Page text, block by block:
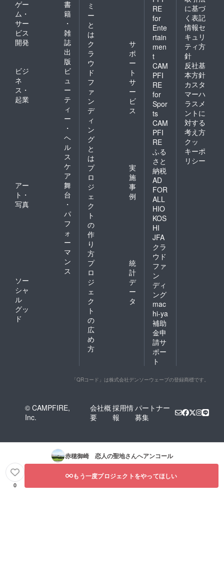
ゲー
ム・
サー
ビス
開発
書
籍
・
雑
誌
出
版
ビジ
ネ
ス・
起業
ビ
ュ
ー
テ
ィ
ー
・
ヘ
ル
ス
ケ
ア
アー
ト・
写真
舞
台
・
パ
フ
ォ
ー
マ
ン
ス
ソー
シャ
ル
グッ
ド
ミ
ー
と
は
ク
ラ
ウ
ド
フ
ァ
ン
デ
ィ
ン
グ
と
は
サ
ポ
ー
ト
サ
ー
ビ
ス
プ
ロ
ジ
ェ
ク
ト
の
作
り
方
実
施
事
例
プ
ロ
ジ
ェ
ク
ト
の
広
め
方
統
計
デ
ー
タ
RE
for
Ente
rtain
men
t
CAM
PFI
RE
for
Spor
ts
CAM
PFI
RE
ふる
さと
納税
AD
FOR
ALL
HIO
KOS
HI
JFA
クラ
ウド
ファ
ン
ディ
ング
mac
hi-ya
補助
金申
請サ
ポー
ト
に基づ
く表記
情報セ
キュリ
ティ方
針
反社基
本方針
カスタ
マーハ
ラスメ
ントに
対する
考え方
クッ
キーポ
リシー
「QRコード」は株式会社デンソーウェーブの登録商標です。
© CAMPFIRE,
Inc.
会社概
要
採用情
報
パートナー
募集
赤穂御崎 恋人の聖地さんへアンコール
0
もう一度プロジェクトをやってほしい